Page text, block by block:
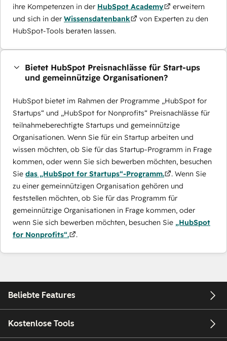
ihre Kompetenzen in der HubSpot Academy
erweitern
und sich in der Wissensdatenbank
von Experten zu den
HubSpot-Tools beraten lassen.
Bietet HubSpot Preisnachlässe für Start-ups
und gemeinnützige Organisationen?
HubSpot bietet im Rahmen der Programme „HubSpot for
Startups“ und „HubSpot for Nonprofits“ Preisnachlässe für
teilnahmeberechtigte Startups und gemeinnützige
Organisationen. Wenn Sie für ein Startup arbeiten und
wissen möchten, ob Sie für das Startup-Programm in Frage
kommen, oder wenn Sie sich bewerben möchten, besuchen
Sie das „HubSpot for Startups“-Programm.
. Wenn Sie
zu einer gemeinnützigen Organisation gehören und
feststellen möchten, ob Sie für das Programm für
gemeinnützige Organisationen in Frage kommen, oder
wenn Sie sich bewerben möchten, besuchen Sie „HubSpot
for Nonprofits“.
.
Beliebte Features
Kostenlose Tools